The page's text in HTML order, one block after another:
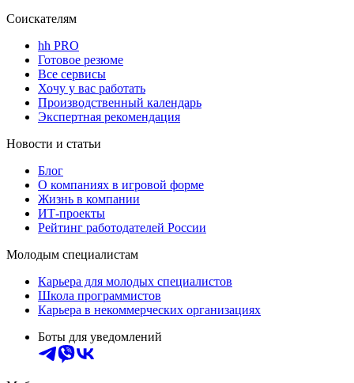
Соискателям
hh PRO
Готовое резюме
Все сервисы
Хочу у вас работать
Производственный календарь
Экспертная рекомендация
Новости и статьи
Блог
О компаниях в игровой форме
Жизнь в компании
ИТ-проекты
Рейтинг работодателей России
Молодым специалистам
Карьера для молодых специалистов
Школа программистов
Карьера в некоммерческих организациях
Боты для уведомлений